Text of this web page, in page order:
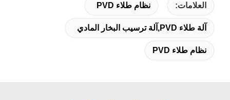
العلامات: نظام طلاء PVD
آلة طلاء PVD,آلة ترسيب البخار المادي
نظام طلاء PVD